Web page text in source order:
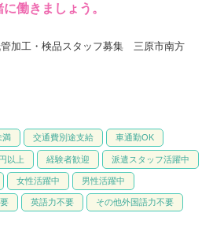
働きましょう。
加工・検品スタッフ募集 三原市南方
満 交通費別途支給 車通勤OK
以上 経験者歓迎 派遣スタッフ活躍中
女性活躍中 男性活躍中
英語力不要 その他外国語力不要